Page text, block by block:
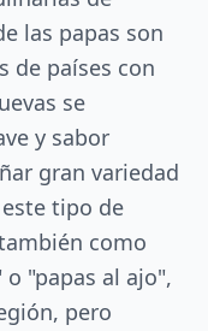
las papas son
de países con
se
y sabor
gran variedad
tipo de
como
"papas al ajo",
pero